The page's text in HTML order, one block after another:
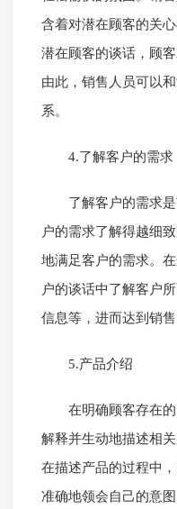
含着对潜在顾客的关
潜在顾客的谈话，顾
由此，销售人员可以
系。
4.了解客户的需求
了解客户的需求
户的需求了解得越细
地满足客户的需求。
户的谈话中了解客户
信息等，进而达到销售
5.产品介绍
在明确顾客存在
解释并生动地描述相
在描述产品的过程中
准确地领会自己的意